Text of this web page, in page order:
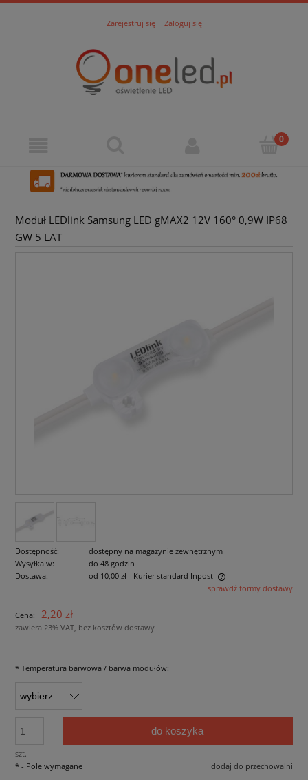
Zarejestruj się Zaloguj się
Moduł LEDlink Samsung LED gMAX2 12V 160° 0,9W IP68
GW 5 LAT
Dostępność:
dostępny na magazynie zewnętrznym
Wysyłka w:
do 48 godzin
Dostawa:
od 10,00 zł - Kurier standard Inpost
Cena nie zawiera ewentualnych kosztów płatnościsprawdź formy dostawy
Cena: 2,20 zł
zawiera 23% VAT, bez kosztów dostawy
* Temperatura barwowa / barwa modułów:
szt.
do koszyka
dodaj do przechowalni
* - Pole wymagane